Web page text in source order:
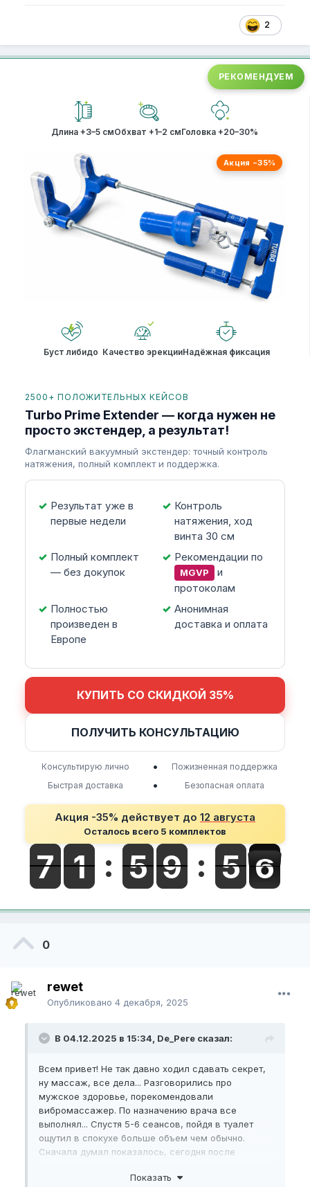
2
РЕКОМЕНДУЕМ
Длина +3–5 смОбхват +1–2 смГоловка +20–30%
Акция −35%
Буст либидо Качество эрекцииНадёжная фиксация
2500+ ПОЛОЖИТЕЛЬНЫХ КЕЙСОВ
Turbo Prime Extender — когда нужен не
просто экстендер, а результат!
Флагманский вакуумный экстендер: точный контроль
натяжения, полный комплект и поддержка.
Результат уже в
первые недели
Контроль
натяжения, ход
винта 30 см
Полный комплект
— без докупок
Рекомендации по
MGVP
и
протоколам
Полностью
произведен в
Европе
Анонимная
доставка и оплата
КУПИТЬ СО СКИДКОЙ 35%
ПОЛУЧИТЬ КОНСУЛЬТАЦИЮ
Консультирую лично •
Пожизненная поддержка
Быстрая доставка
• Безопасная оплата
Акция -35% действует до 12 августа
Осталось всего 5 комплектов
0
rewet
Опубликовано 4 декабря, 2025
В 04.12.2025 в 15:34, De_Pere сказал:
Всем привет! Не так давно ходил сдавать секрет,
ну массаж, все дела... Разговорились про
мужское здоровье, порекомендовали
вибромассажер. По назначению врача все
выполнял... Спустя 5-6 сеансов, пойдя в туалет
ощутил в спокухе больше объем чем обычно.
Сначала думал показалось, сегодня после
больше. Это мне не кажется, было у кого такое?
Показать